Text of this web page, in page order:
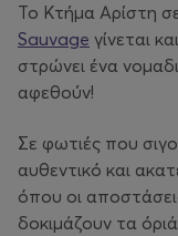
Το Κτήμα Αρίστη
Sauvage γίνεται
στρώνει ένα
αφεθούν!
Σε φωτιές που
αυθεντικό και
όπου οι
δοκιμάζουν τα